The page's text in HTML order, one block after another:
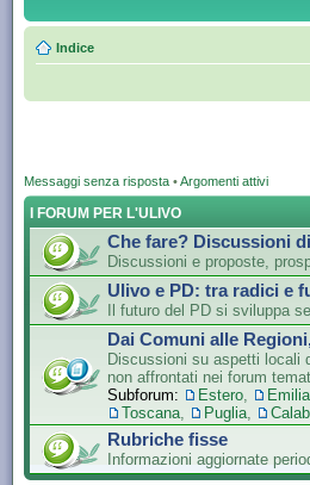
Indice
Messaggi senza risposta •Argomenti attivi
I FORUM PER L'ULIVO
Che fare? Discussioni
Discussioni e proposte,
Ulivo e PD: tra radici e
Il futuro del PD si sviluppa
Dai Comuni alle
Discussioni su aspetti locali
non affrontati nei forum
Subforum:
Estero
Toscana
Puglia
Rubriche fisse
Informazioni aggiornate